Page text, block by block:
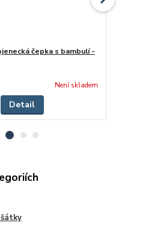
čepka s bambulí -
Není skladem
Detail